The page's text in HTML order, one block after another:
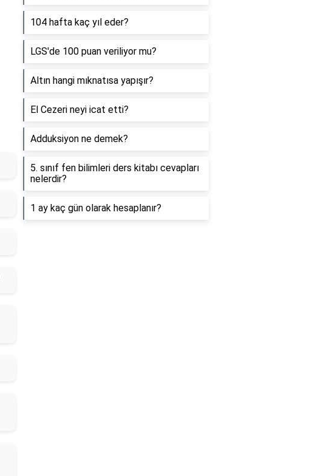
104 hafta kaç yıl eder?
LGS'de 100 puan veriliyor mu?
Altın hangi mıknatısa yapışır?
El Cezeri neyi icat etti?
Adduksiyon ne demek?
5. sınıf fen bilimleri ders kitabı cevapları
nelerdir?
1 ay kaç gün olarak hesaplanır?